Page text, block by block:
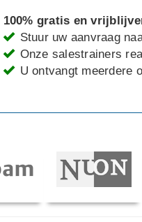
100% gratis en
Stuur uw aanvraag
Onze salestrainers
U ontvangt meerdere